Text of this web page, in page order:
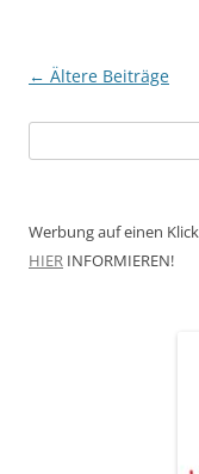
Beitragsnavigation
← Ältere Beiträge
nach:
Werbung auf einen
HIER INFORMIEREN!